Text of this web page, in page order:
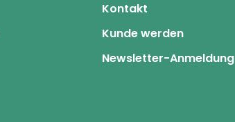
Kontakt
Kunde werden
Newsletter-Anmeldung